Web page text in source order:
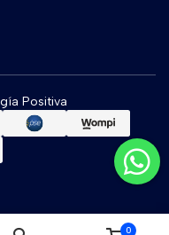
Positiva
0